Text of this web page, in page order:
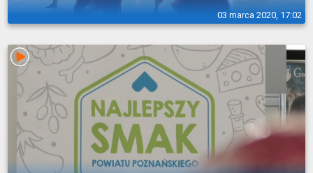
03 marca 2020, 17:02